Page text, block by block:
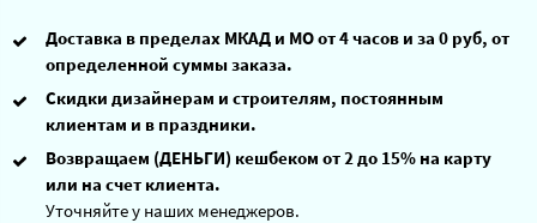
Доставка в пределах МКАД и МО от 4 часов и за 0 руб, от
определенной суммы заказа.
Скидки дизайнерам и строителям, постоянным
клиентам и в праздники.
Возвращаем (ДЕНЬГИ) кешбеком от 2 до 15% на карту
или на счет клиента.
Уточняйте у наших менеджеров.